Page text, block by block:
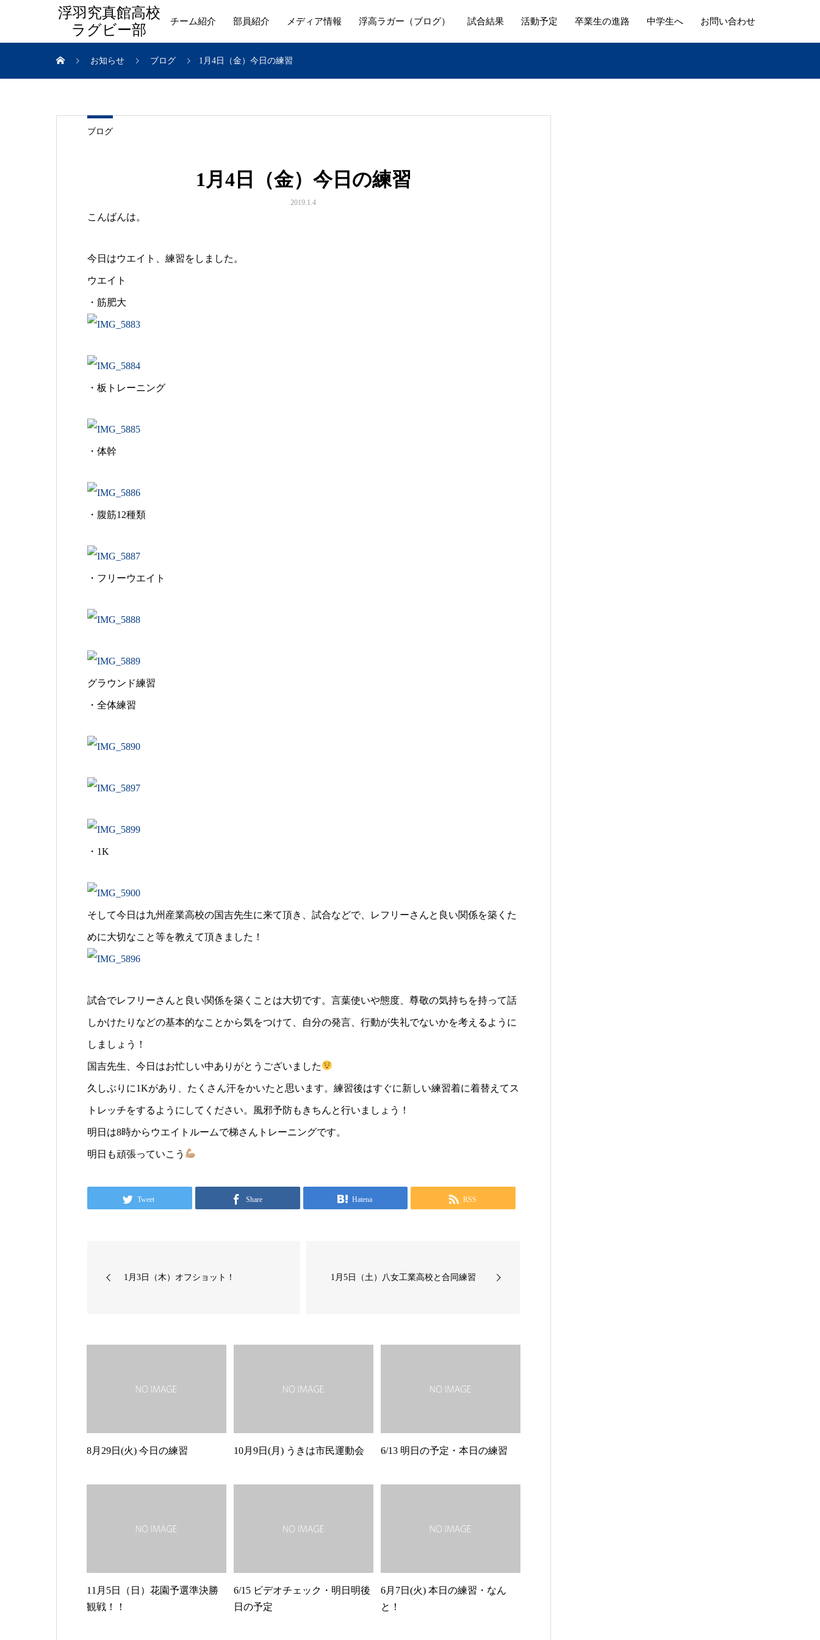
浮羽究真館高校
ラグビー部
チーム紹介 部員紹介 メディア情報 浮高ラガー（ブログ） 試合結果 活動予定 卒業生の進路 中学生へ お問い合わせ
お知らせ ブログ 1月4日（金）今日の練習
ブログ
1月4日（金）今日の練習
2019.1.4
こんばんは。
今日はウエイト、練習をしました。
ウエイト
・筋肥大
・板トレーニング
・体幹
・腹筋12種類
・フリーウエイト
グラウンド練習
・全体練習
・1K
そして今日は九州産業高校の国吉先生に来て頂き、試合などで、レフリーさんと良い関係を築くた
めに大切なこと等を教えて頂きました！
試合でレフリーさんと良い関係を築くことは大切です。言葉使いや態度、尊敬の気持ちを持って話
しかけたりなどの基本的なことから気をつけて、自分の発言、行動が失礼でないかを考えるように
しましょう！
国吉先生、今日はお忙しい中ありがとうございました
久しぶりに1Kがあり、たくさん汗をかいたと思います。練習後はすぐに新しい練習着に着替えてス
トレッチをするようにしてください。風邪予防もきちんと行いましょう！
明日は8時からウエイトルームで梯さんトレーニングです。
明日も頑張っていこう
Tweet Share Hatena RSS
1月3日（木）オフショット！ 1月5日（土）八女工業高校と合同練習
8月29日(火) 今日の練習 10月9日(月) うきは市民運動会 6/13 明日の予定・本日の練習
11月5日（日）花園予選準決勝
観戦！！
6/15 ビデオチェック・明日明後
日の予定
6月7日(火) 本日の練習・なん
と！